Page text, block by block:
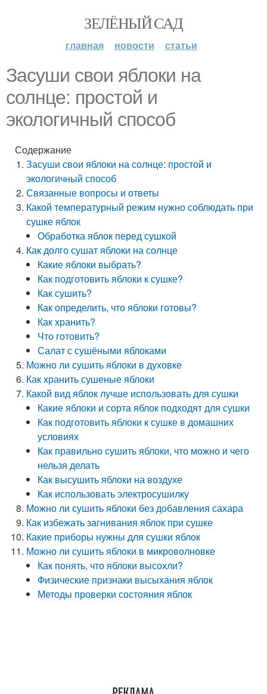
ЗЕЛЁНЫЙ САД
главная новости статьи
Засуши свои яблоки на
солнце: простой и
экологичный способ
Содержание
Засуши свои яблоки на солнце: простой и
экологичный способ
Связанные вопросы и ответы
Какой температурный режим нужно соблюдать при
сушке яблок
Обработка яблок перед сушкой
Как долго сушат яблоки на солнце
Какие яблоки выбрать?
Как подготовить яблоки к сушке?
Как сушить?
Как определить, что яблоки готовы?
Как хранить?
Что готовить?
Салат с сушёными яблоками
Можно ли сушить яблоки в духовке
Как хранить сушеные яблоки
Какой вид яблок лучше использовать для сушки
Какие яблоки и сорта яблок подходят для сушки
Как подготовить яблоки к сушке в домашних
условиях
Как правильно сушить яблоки, что можно и чего
нельзя делать
Как высушить яблоки на воздухе
Как использовать электросушилку
Можно ли сушить яблоки без добавления сахара
Как избежать загнивания яблок при сушке
Какие приборы нужны для сушки яблок
Можно ли сушить яблоки в микроволновке
Как понять, что яблоки высохли?
Физические признаки высыхания яблок
Методы проверки состояния яблок